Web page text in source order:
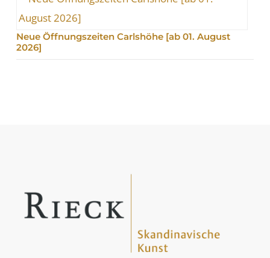
Neue Öffnungszeiten Carlshöhe [ab 01. August
2026]